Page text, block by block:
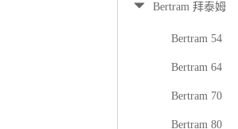
Bertram 拜泰姆
Bertram 54
Bertram 64
Bertram 70
Bertram 80